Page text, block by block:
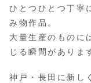
ひとつひとつ丁寧
み物作品。
大量生産のものに
じる瞬間がありま
神戸・長田に新し